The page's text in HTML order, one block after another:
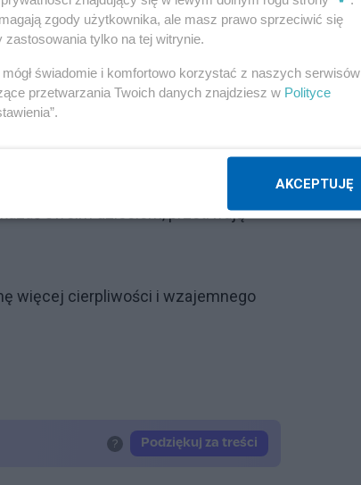
Kto myśli kilka ruchów do
nie wygrywa ani pośpiech, ani
dzieci mogły mieć swoje sanki i
stronie — tej niższej, wolniejszej,
swoim dzieciom, przetrwają
więcej cierpliwości i wzajemnego
zgody użytkownika, ale masz prawo sprzeciwić się
zastosowania tylko na tej witrynie.
świadomie i komfortowo korzystać z naszych serwisów
przetwarzania Twoich danych znajdziesz w Polityce
AKCEPTUJĘ